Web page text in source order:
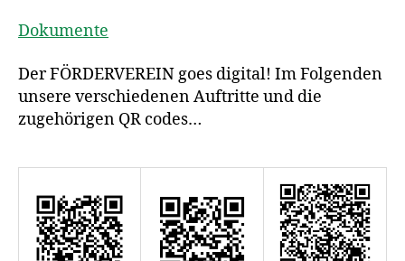
Dokumente
Der FÖRDERVEREIN goes digital! Im Folgenden
unsere verschiedenen Auftritte und die
zugehörigen QR codes…